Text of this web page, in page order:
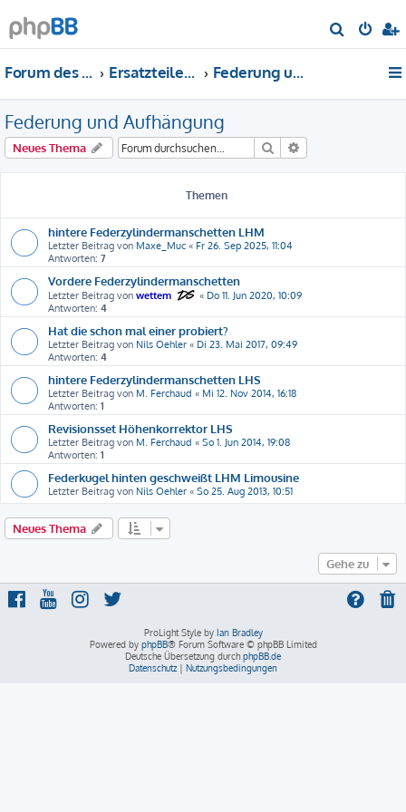
u
Forum des DS-Club Deutschland e.V. Ersatzteile-Bewertung Federung und Aufhängung
Federung und Aufhängung
Neues Thema Suche
Themen
hintere Federzylindermanschetten LHM
Letzter Beitrag von Maxe_Muc « Fr 26. Sep 2025, 11:04
Antworten: 7
Vordere Federzylindermanschetten
Letzter Beitrag von wettem « Do 11. Jun 2020, 10:09
Antworten: 4
Hat die schon mal einer probiert?
Letzter Beitrag von Nils Oehler « Di 23. Mai 2017, 09:49
Antworten: 4
hintere Federzylindermanschetten LHS
Letzter Beitrag von M. Ferchaud « Mi 12. Nov 2014, 16:18
Antworten: 1
Revisionsset Höhenkorrektor LHS
Letzter Beitrag von M. Ferchaud « So 1. Jun 2014, 19:08
Antworten: 1
Federkugel hinten geschweißt LHM Limousine
Letzter Beitrag von Nils Oehler « So 25. Aug 2013, 10:51
Neues Thema
Gehe zu
ProLight Style by Ian Bradley
Powered by phpBB® Forum Software © phpBB Limited
Deutsche Übersetzung durch phpBB.de
Datenschutz | Nutzungsbedingungen